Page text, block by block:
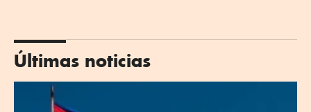
Últimas noticias